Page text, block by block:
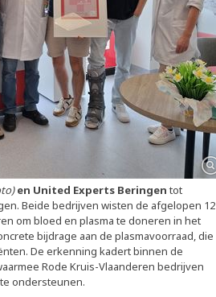
en United Experts Beringen tot
Beide bedrijven wisten de afgelopen 12
om bloed en plasma te doneren in het
bijdrage aan de plasmavoorraad, die
De erkenning kadert binnen de
Rode Kruis-Vlaanderen bedrijven
ondersteunen.